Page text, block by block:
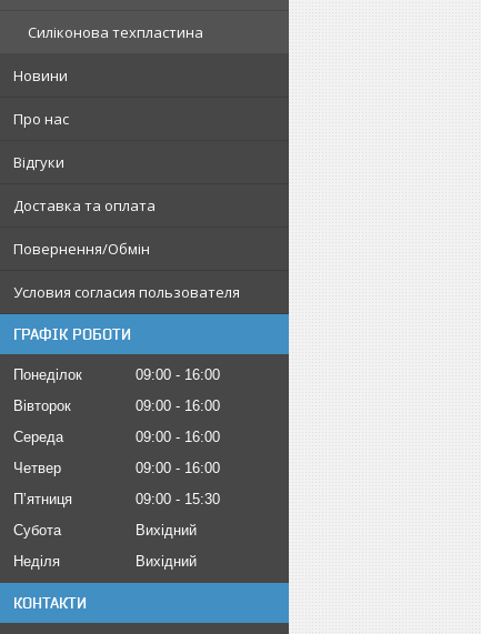
Силіконова техпластина
Новини
Про нас
Відгуки
Доставка та оплата
Повернення/Обмін
Условия согласия пользователя
ГРАФІК РОБОТИ
Понеділок 09:00
16:00
Вівторок
09:00
16:00
Середа
09:00
16:00
Четвер
09:00
16:00
Пʼятниця
09:00
15:30
Субота
Вихідний
Неділя
Вихідний
КОНТАКТИ